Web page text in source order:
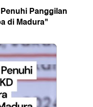
Panggilan
di Madura"